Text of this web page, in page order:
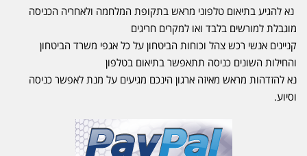
נא להגיע בתיאום טלפוני מראש בתקופת המלחמה ולאחריה הכניסה
מוגבלת למורשים בלבד ואו למקרים חריגים
קניינים אנשי רכש צהל וכוחות הביטחון על כל אגפי משרד הביטחון
והחילות השונים כניסה תתאפשר בתיאום בטלפון
נא להזדהות מראש מאיזה ארגון הינכם מגיעים על מנת לאפשר כניסה
וסיוע.